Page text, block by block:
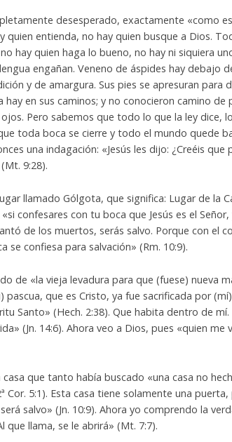
desesperado, exactamente «como
quien entienda, no hay quien busque a Dios.
hay quien haga lo bueno, no hay ni siquiera
engañan. Veneno de áspides hay debajo
y de amargura. Sus pies se apresuran para
en sus caminos; y no conocieron camino de
Pero sabemos que todo lo que la ley dice,
toda boca se cierre y todo el mundo quede
una indagación: «Jesús les dijo: ¿Creéis que
9:28).
llamado Gólgota, que significa: Lugar de la
confesares con tu boca que Jesús es el
de los muertos, serás salvo. Porque con el
se confiesa para salvación» (Rm. 10:9).
de «la vieja levadura para que (fuese) nueva
que es Cristo, ya fue sacrificada por (mí)
Santo» (Hech. 2:38). Que habita dentro de
(Jn. 14:6). Ahora veo a Dios, pues «quien me
que tanto había buscado «una casa no
Cor. 5:1). Esta casa tiene solamente una
salvo» (Jn. 10:9). Ahora yo comprendo la
que llama, se le abrirá» (Mt. 7:7).